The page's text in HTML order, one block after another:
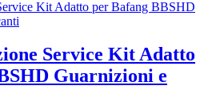
Service Kit Adatto
Guarnizioni e